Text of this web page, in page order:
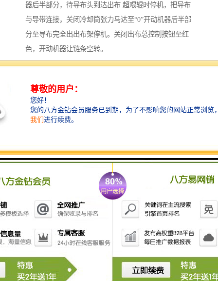
器后半部分，待导布头到达出布 超喂辊时停机，把导布
与导带连接，关闭冷却筒张力马达至“0”开动机器后半部
分至导布完全出出布架停机。关闭出布总控制按钮至红
色，开动机器让链条空转。
1． 击烘箱按钮进入加热系统界面，设定加热温度150
风，这样可以有效的清除烘箱内残存的湿气，从而起到
保养烘箱的作用。运行约30分钟后关闭加热系统，让循
环风机和抽风机继续运行至烘箱内温度降到100度以下以
2．闭电柜电源总控制开关至“OFF”，电脑自动存储加工
数据后关闭，对整机进行清洁工作。